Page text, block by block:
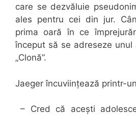
care se dezvăluie
ales pentru cei din jur.
prima oară în ce
început să se adreseze unul
„Clonă”.
Jaeger încuviințează printr-
– Cred că acești